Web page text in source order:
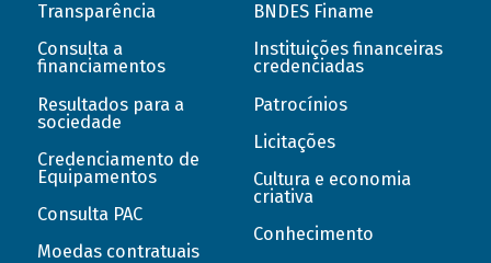
Transparência
Consulta a
financiamentos
Resultados para a
sociedade
Credenciamento de
Equipamentos
Consulta PAC
Moedas contratuais
BNDES Finame
Instituições financeiras
credenciadas
Patrocínios
Licitações
Cultura e economia
criativa
Conhecimento